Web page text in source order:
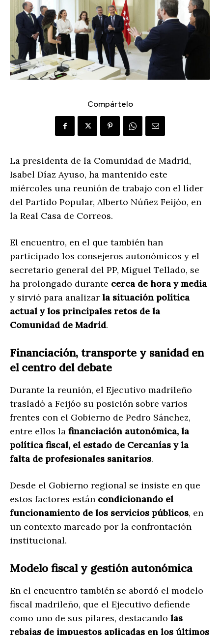
Compártelo
La presidenta de la Comunidad de Madrid,
Isabel Díaz Ayuso, ha mantenido este
miércoles una reunión de trabajo con el líder
del Partido Popular, Alberto Núñez Feijóo, en
la Real Casa de Correos.
El encuentro, en el que también han
participado los consejeros autonómicos y el
secretario general del PP, Miguel Tellado, se
ha prolongado durante cerca de hora y media
y sirvió para analizar la situación política
actual y los principales retos de la
Comunidad de Madrid.
Financiación, transporte y sanidad en
el centro del debate
Durante la reunión, el Ejecutivo madrileño
trasladó a Feijóo su posición sobre varios
frentes con el Gobierno de Pedro Sánchez,
entre ellos la financiación autonómica, la
política fiscal, el estado de Cercanías y la
falta de profesionales sanitarios.
Desde el Gobierno regional se insiste en que
estos factores están condicionando el
funcionamiento de los servicios públicos, en
un contexto marcado por la confrontación
institucional.
Modelo fiscal y gestión autonómica
En el encuentro también se abordó el modelo
fiscal madrileño, que el Ejecutivo defiende
como uno de sus pilares, destacando las
rebajas de impuestos aplicadas en los últimos